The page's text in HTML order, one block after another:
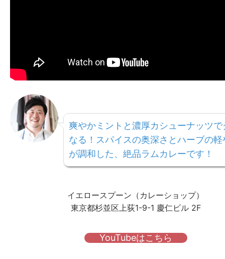
爽やかミントと濃厚カシューナッツで
なる！スパイスの奥深さとハーブの軽
が調和した、絶品ラムカレーです！
イエロースプーン（カレーショップ）
東京都杉並区上荻1-9-1 慶仁ビル 2F
YouTubeはこちら